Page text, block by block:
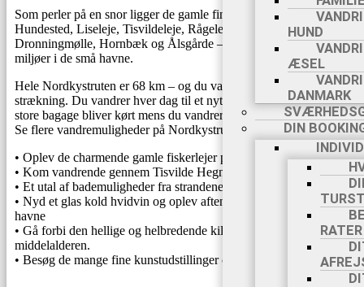
HUND
ÆSEL
DANMARK
DIN
RATER
BLOG
INFO
Som perler på en snor ligger de gamle fine fiskerlejer –
Hundested, Liseleje, Tisvildeleje, Rågeleje, Gilleleje,
Dronningmølle, Hornbæk og Ålsgårde – alle med hyggelige
miljøer i de små havne.
Hele Nordkystruten er 68 km – og du vandrer her den fulde
strækning. Du vandrer hver dag til et nyt overnatningssted og din
store bagage bliver kørt mens du vandrer.
Se flere vandremuligheder på Nordkystrutenher.
• Oplev de charmende gamle fiskerlejer på Sjællands nordkyst
• Kom vandrende gennem Tisvilde Hegn
• Et utal af bademuligheder fra strandene undervejs
• Nyd et glas kold hvidvin og oplev aftenstemningen i de små
havne
• Gå forbi den hellige og helbredende kilde Helene – kendt fra
middelalderen.
• Besøg de mange fine kunstudstillinger og gallerier undervejs